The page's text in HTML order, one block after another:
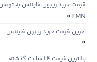
قیمت خرید ریبون فایننس به تومان
TMN
0
آخرین قیمت خرید ریبون فایننس
0
بالاترین قیمت ۲۴ ساعت گذشته